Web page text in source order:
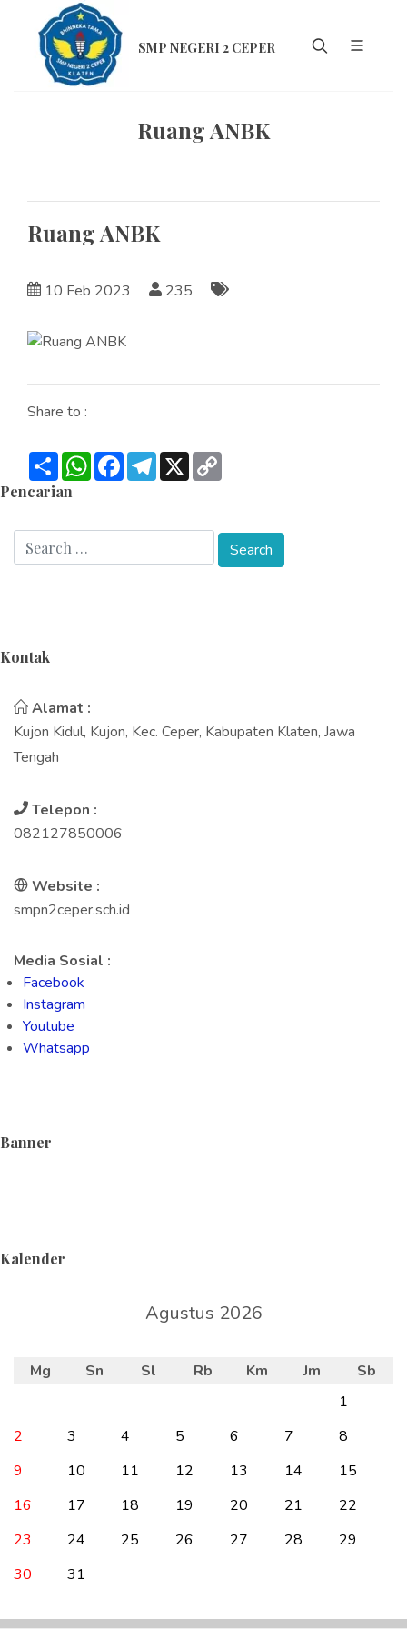
SMP NEGERI 2 CEPER
Ruang ANBK
Ruang ANBK
10 Feb 2023 235
Share to :
ShareWhatsApp
FacebookTelegram
X
Pencarian
Kontak
Alamat :
Kujon Kidul, Kujon, Kec. Ceper, Kabupaten Klaten, Jawa
Tengah
Telepon :
082127850006
Website :
smpn2ceper.sch.id
Media Sosial :
Facebook
Instagram
Youtube
Whatsapp
Banner
Kalender
Agustus 2026
Mg Sn Sl Rb Km Jm
Sb
1
2
3 4 5 6 7
8
9
10 11 12 13 14
15
16
17 18 19 20 21
22
23
24 25 26 27 28
29
30
31